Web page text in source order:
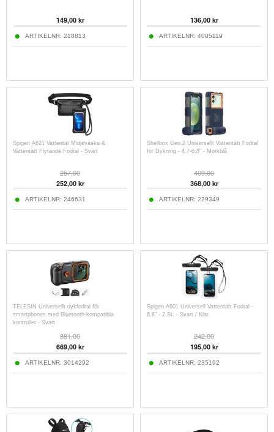
149,00kr
ARTIKELNR: 218813
136,00kr
ARTIKELNR: 4005119
Spigen A621 Vattentät Midjeväska &
Vattentätt Flytande Fodral - Svart
257,00
252,00kr
ARTIKELNR: 246631
Shellbox Gen.2 Universellt Vattentätt Fodral
för Dykning - 4.7-6.8" - Mörkblå
409,00
368,00kr
ARTIKELNR: 229349
TELESIN Universellt dykfodral för
smartphones med Bluetooth-kompatibla
kontroller - Svart
881,00
669,00kr
ARTIKELNR: 3014292
Spigen A601 Universell Vattentätt Fodral -
6.8" - 2 St. - Svart / Klar
242,00
195,00kr
ARTIKELNR: 235192